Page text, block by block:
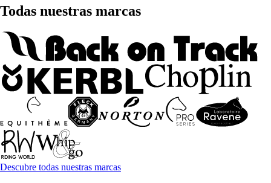
Todas nuestras marcas
Descubre todas nuestras marcas